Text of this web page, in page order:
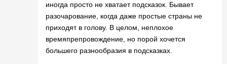
иногда просто не хватает подсказок. Бывает
разочарование, когда даже простые страны не
приходят в голову. В целом, неплохое
времяпрепровождение, но порой хочется
большего разнообразия в подсказках.